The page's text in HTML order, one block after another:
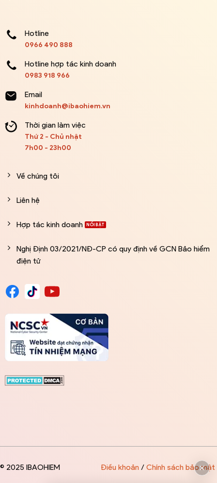
Hotline
0966 490 888
Hotline hợp tác kinh doanh
0983 918 966
Email
kinhdoanh@ibaohiem.vn
Thời gian làm việc
Thứ 2 - Chủ nhật
7h00 - 23h00
Về chúng tôi
Liên hệ
Hợp tác kinh doanh
Nghị Định 03/2021/NĐ-CP có quy định về GCN Bảo hiểm
điện tử
© 2025 IBAOHIEM Điều khoản/ Chính sách bảo mật